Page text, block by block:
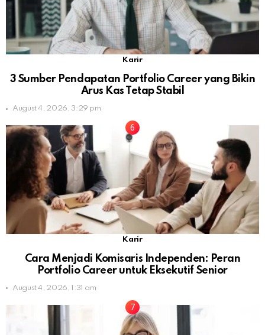
Karir
3 Sumber Pendapatan Portfolio Career yang Bikin
Arus Kas Tetap Stabil
August 4, 2026, 3:29 pm
Karir
Cara Menjadi Komisaris Independen: Peran
Portfolio Career untuk Eksekutif Senior
August 4, 2026, 1:31 am